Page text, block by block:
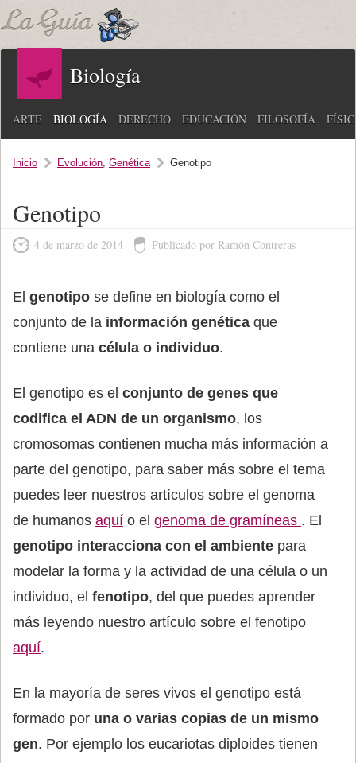
Biología
ARTE BIOLOGÍA DERECHO EDUCACIÓN FILOSOFÍA
Inicio Evolución, Genética Genotipo
Genotipo
4 de marzo de 2014 Publicado por Ramón Contreras
El genotipo se define en biología como el
conjunto de la información genética que
contiene una célula o individuo.
El genotipo es el conjunto de genes que
codifica el ADN de un organismo, los
cromosomas contienen mucha más información a
parte del genotipo, para saber más sobre el tema
puedes leer nuestros artículos sobre el genoma
de humanos aquí o el genoma de gramíneas . El
genotipo interacciona con el ambiente para
modelar la forma y la actividad de una célula o un
individuo, el fenotipo, del que puedes aprender
más leyendo nuestro artículo sobre el fenotipo
aquí.
En la mayoría de seres vivos el genotipo está
formado por una o varias copias de un mismo
gen. Por ejemplo los eucariotas diploides tienen